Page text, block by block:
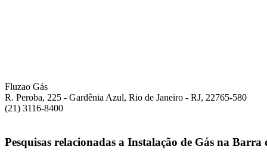
Fluzao Gás
R. Peroba, 225 - Gardênia Azul, Rio de Janeiro - RJ, 22765-580
(21) 3116-8400
Pesquisas relacionadas a Instalação de Gás na